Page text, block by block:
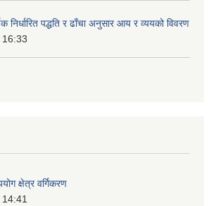
निर्धारित पद्धति र ढाँचा अनुसार आय र व्ययको विवरण
क्षेत्र वर्गिकरण